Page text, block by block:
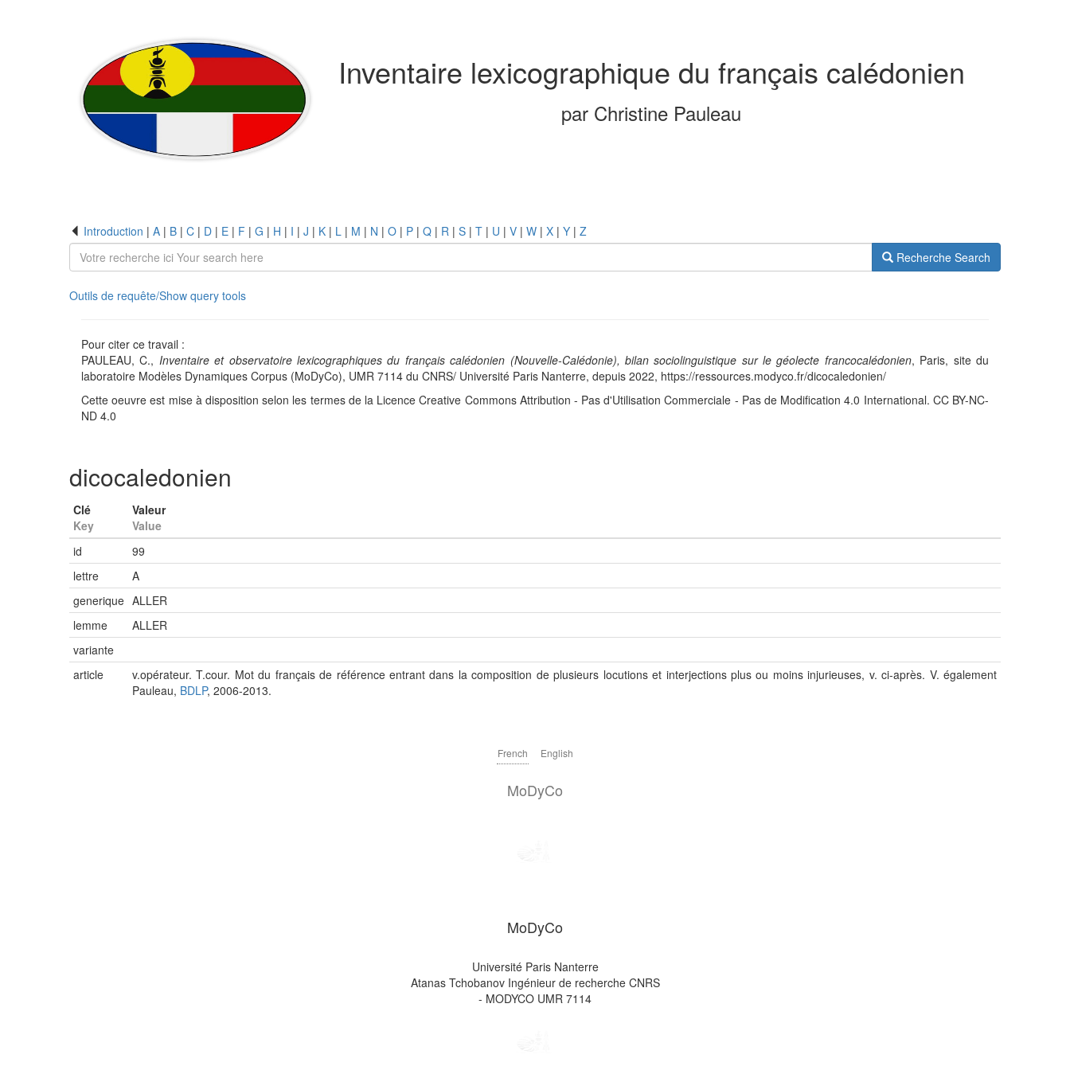
Inventaire lexicographique du français calédonien
par Christine Pauleau
Introduction | A | B | C | D | E | F | G | H | I | J | K | L | M | N | O | P | Q | R | S | T | U | V | W | X | Y | Z
Recherche Search
Outils de requête/Show query tools
Pour citer ce travail :
PAULEAU, C., Inventaire et observatoire lexicographiques du français calédonien (Nouvelle-Calédonie), bilan sociolinguistique sur le géolecte francocalédonien, Paris, site du
laboratoire Modèles Dynamiques Corpus (MoDyCo), UMR 7114 du CNRS/ Université Paris Nanterre, depuis 2022, https://ressources.modyco.fr/dicocaledonien/
Cette oeuvre est mise à disposition selon les termes de la Licence Creative Commons Attribution - Pas d'Utilisation Commerciale - Pas de Modification 4.0 International. CC BY-NC-
ND 4.0
dicocaledonien
Clé
Key
Valeur
Value
id
99
lettre
A
generique ALLER
lemme
ALLER
variante
article
v.opérateur. T.cour. Mot du français de référence entrant dans la composition de plusieurs locutions et interjections plus ou moins injurieuses, v. ci-après. V. également
Pauleau, BDLP, 2006-2013.
French English
MoDyCo
MoDyCo
Université Paris Nanterre
Atanas Tchobanov Ingénieur de recherche CNRS
- MODYCO UMR 7114